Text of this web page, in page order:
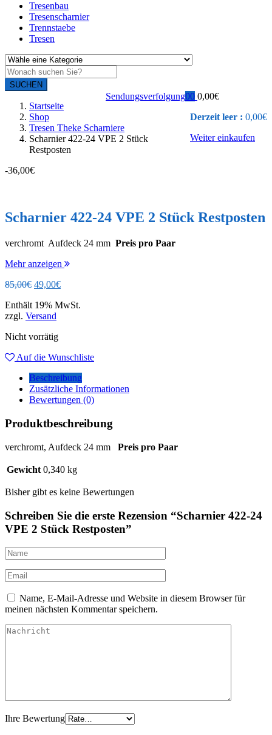
Tresenbau
Tresenscharnier
Trennstaebe
Tresen
SUCHEN
0 0,00€
Derzeit leer : 0,00€
Weiter einkaufen
0
Sendungsverfolgung
Startseite
Shop
Tresen Theke Scharniere
Scharnier 422-24 VPE 2 Stück
Restposten
-36,00€
Scharnier 422-24 VPE 2 Stück Restposten
verchromt Aufdeck 24 mm Preis pro Paar
Mehr anzeigen
85,00€ Ursprünglicher
war:
85,00€
49,00€Aktueller
ist:
Enthält 19% MwSt.
zzgl. Versand
Nicht vorrätig
Auf die Wunschliste
Beschreibung
Zusätzliche Informationen
Bewertungen (0)
Produktbeschreibung
verchromt, Aufdeck 24 mm Preis pro Paar
Gewicht 0,340 kg
Bisher gibt es keine Bewertungen
Schreiben Sie die erste Rezension “Scharnier 422-24
VPE 2 Stück Restposten”
Name, E-Mail-Adresse und Website in diesem Browser für
meinen nächsten Kommentar speichern.
Ihre Bewertung